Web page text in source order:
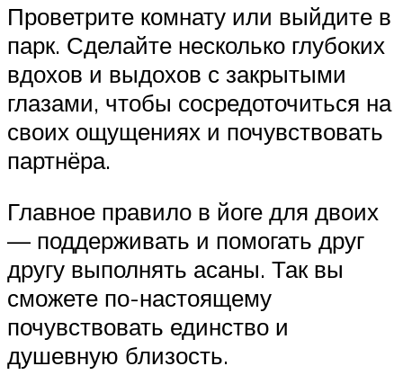
Проветрите комнату или выйдите в
парк. Сделайте несколько глубоких
вдохов и выдохов с закрытыми
глазами, чтобы сосредоточиться на
своих ощущениях и почувствовать
партнёра.
Главное правило в йоге для двоих
— поддерживать и помогать друг
другу выполнять асаны. Так вы
сможете по-настоящему
почувствовать единство и
душевную близость.